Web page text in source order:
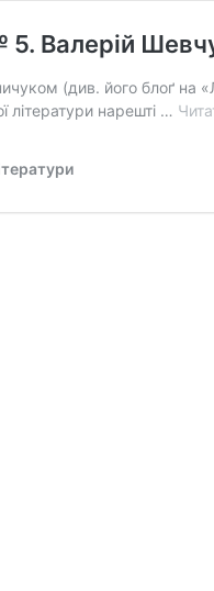
Валерій
(див. його блоґ на
літератури нарешті …